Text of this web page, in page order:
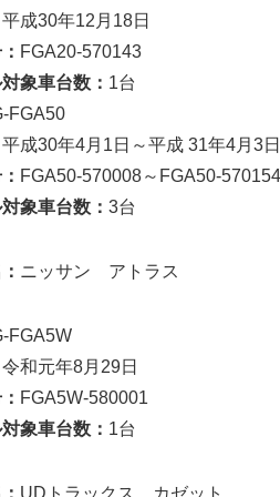
平成30年12月18日
FGA20-570143
象車台数： 1台
FGA50
平成30年4月1日～平成 31年4月3日
FGA50-570008～FGA50-570154
象車台数： 3台
ニッサン アトラス
FGA5W
令和元年8月29日
FGA5W-580001
象車台数： 1台
UDトラックス カゼット